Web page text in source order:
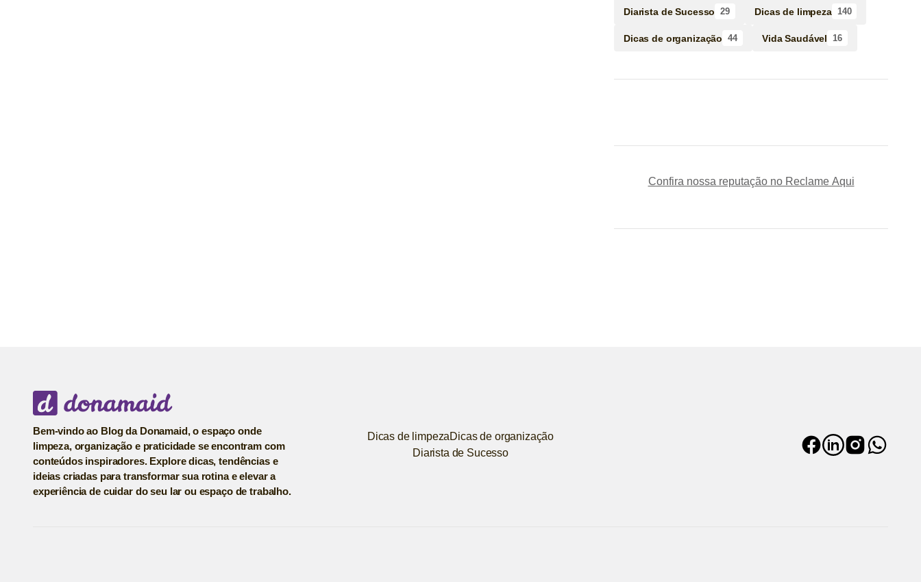
Diarista de Sucesso 29 Dicas de limpeza 140
Dicas de organização 44 Vida Saudável 16
Confira nossa reputação no Reclame Aqui
Bem-vindo ao Blog da Donamaid, o espaço onde
limpeza, organização e praticidade se encontram com
conteúdos inspiradores. Explore dicas, tendências e
ideias criadas para transformar sua rotina e elevar a
experiência de cuidar do seu lar ou espaço de trabalho.
Dicas de limpezaDicas de organização
Diarista de Sucesso